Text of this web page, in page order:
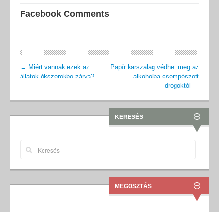
Facebook Comments
← Miért vannak ezek az
állatok ékszerekbe zárva?
Papír karszalag védhet meg az
alkoholba csempészett
drogoktól →
KERESÉS
MEGOSZTÁS